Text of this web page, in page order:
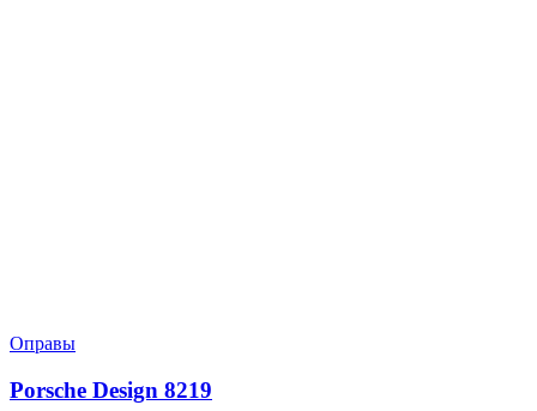
Оправы
Porsche Design 8219